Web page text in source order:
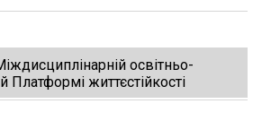
освітньо-
Платформі життєстійкості